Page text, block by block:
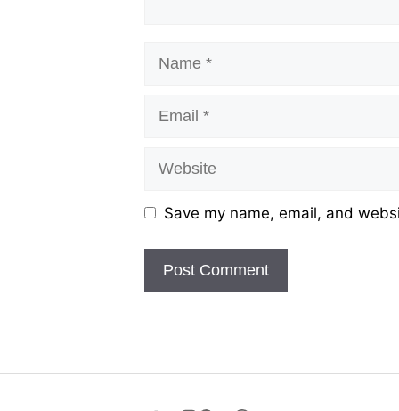
Name
Email
Website
Save my name, email, and